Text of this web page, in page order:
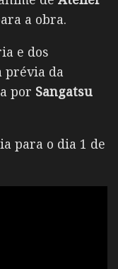
a obra.
e dos
prévia da
por Sangatsu
para o dia 1 de